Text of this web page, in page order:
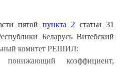
пятой пункта 2 статьи 31
Беларусь Витебский
комитет РЕШИЛ:
коэффициент,